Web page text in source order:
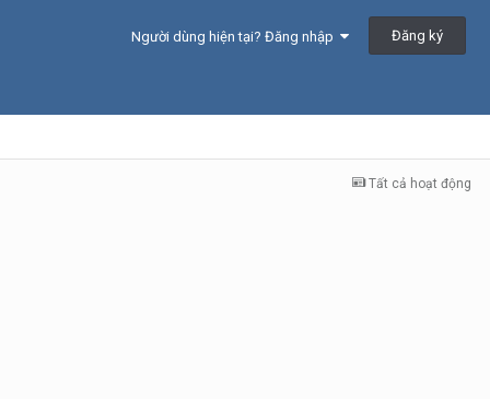
Người dùng hiện tại? Đăng nhập Đăng ký
Tất cả hoạt động